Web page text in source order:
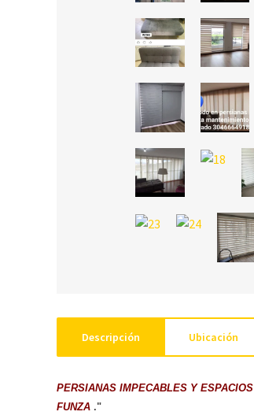
Descripción Ubicación
PERSIANAS IMPECABLES Y
FUNZA ."